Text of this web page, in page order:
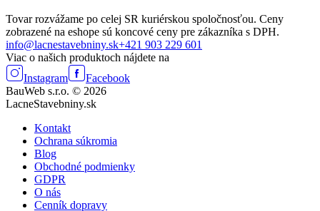
Tovar rozvážame po celej SR kuriérskou spoločnosťou. Ceny
zobrazené na eshope sú koncové ceny pre zákazníka s DPH.
info@lacnestavebniny.sk+421 903 229 601
Viac o našich produktoch nájdete na
Instagram
Facebook
BauWeb s.r.o. © 2026
LacneStavebniny.sk
Kontakt
Ochrana súkromia
Blog
Obchodné podmienky
GDPR
O nás
Cenník dopravy